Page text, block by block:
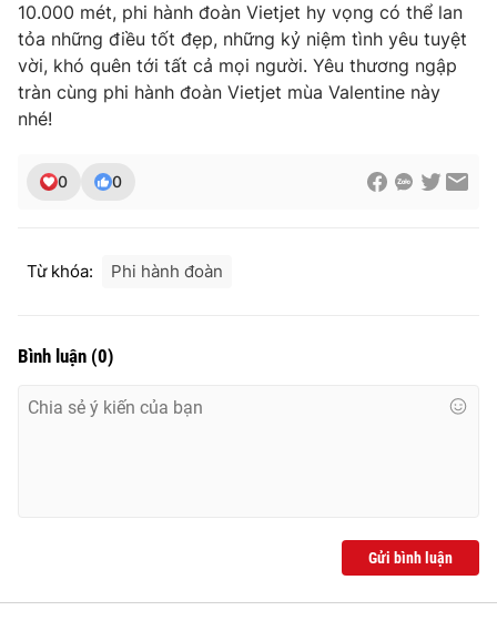
10.000 mét, phi hành đoàn Vietjet hy vọng có thể lan
tỏa những điều tốt đẹp, những kỷ niệm tình yêu tuyệt
vời, khó quên tới tất cả mọi người. Yêu thương ngập
tràn cùng phi hành đoàn Vietjet mùa Valentine này
nhé!
0 0
Từ khóa: Phi hành đoàn
Bình luận (0)
Gửi bình luận